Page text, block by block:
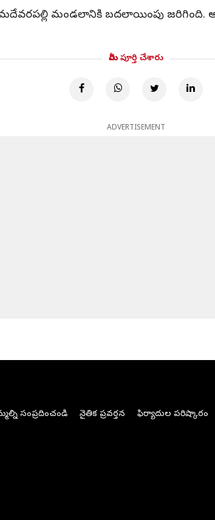
మండలానికి బదలాయింపు జరిగింది.
మీరు పూర్తి చేశారు
ADVERTISEMENT
సంప్రదించండి నైతిక ప్రవర్తన ఫిర్యాదుల పరిష్కారం